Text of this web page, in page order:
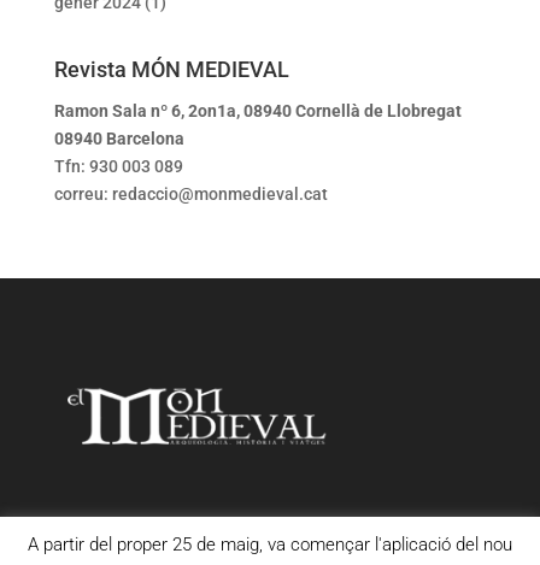
Revista MÓN MEDIEVAL
Ramon Sala nº 6, 2on1a, 08940 Cornellà de Llobregat
08940 Barcelona
Tfn: 930 003 089
correu: redaccio@monmedieval.cat
A partir del proper 25 de maig, va començar l'aplicació del nou